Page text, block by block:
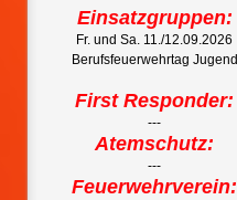
Einsatzgruppen:
Fr. und Sa. 11./12.09.2026
Berufsfeuerwehrtag Jugend
First Responder:
---
Atemschutz:
---
Feuerwehrverein: